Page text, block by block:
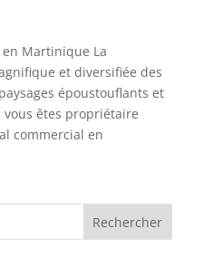
Martinique La
et diversifiée des
époustouflants et
vous êtes propriétaire
commercial en
Rechercher